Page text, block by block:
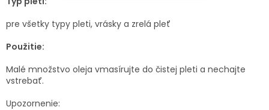
pre všetky typy pleti, vrásky a zrelá pleť
Použitie:
Malé množstvo oleja vmasírujte do čistej pleti a nechajte
vstrebať.
Upozornenie: